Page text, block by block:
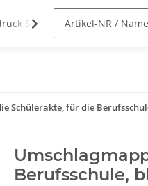
Service
Schülerakte, für die
Berufsschule,